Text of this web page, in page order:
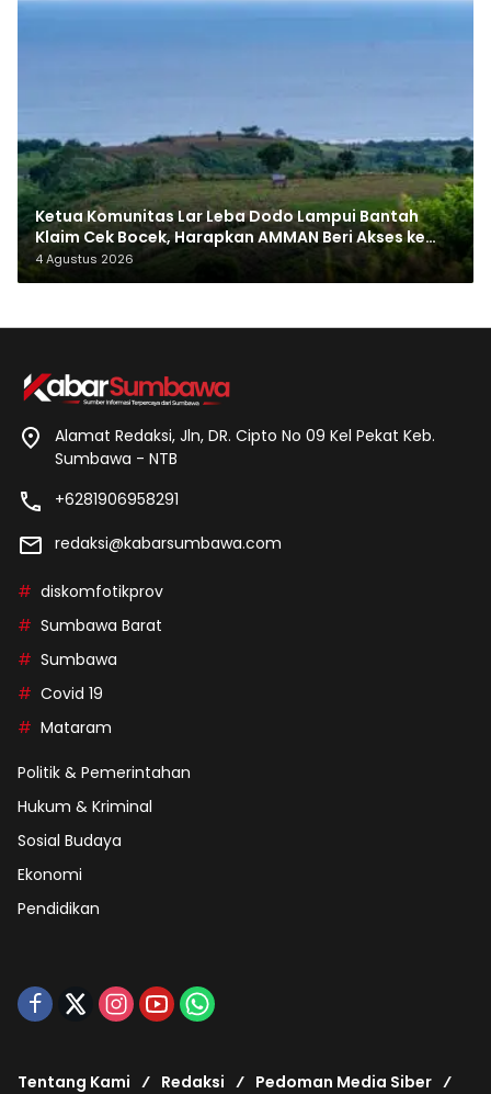
Ketua Komunitas Lar Leba Dodo Lampui Bantah
Klaim Cek Bocek, Harapkan AMMAN Beri Akses ke
Makam Leluhur
4 Agustus 2026
Alamat Redaksi, Jln, DR. Cipto No 09 Kel Pekat Keb.
Sumbawa - NTB
+6281906958291
redaksi@kabarsumbawa.com
diskomfotikprov
Sumbawa Barat
Sumbawa
Covid 19
Mataram
Politik & Pemerintahan
Hukum & Kriminal
Sosial Budaya
Ekonomi
Pendidikan
Tentang Kami Redaksi Pedoman Media Siber